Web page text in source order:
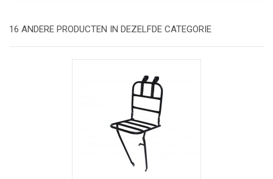
16 ANDERE PRODUCTEN IN DEZELFDE CATEGORIE